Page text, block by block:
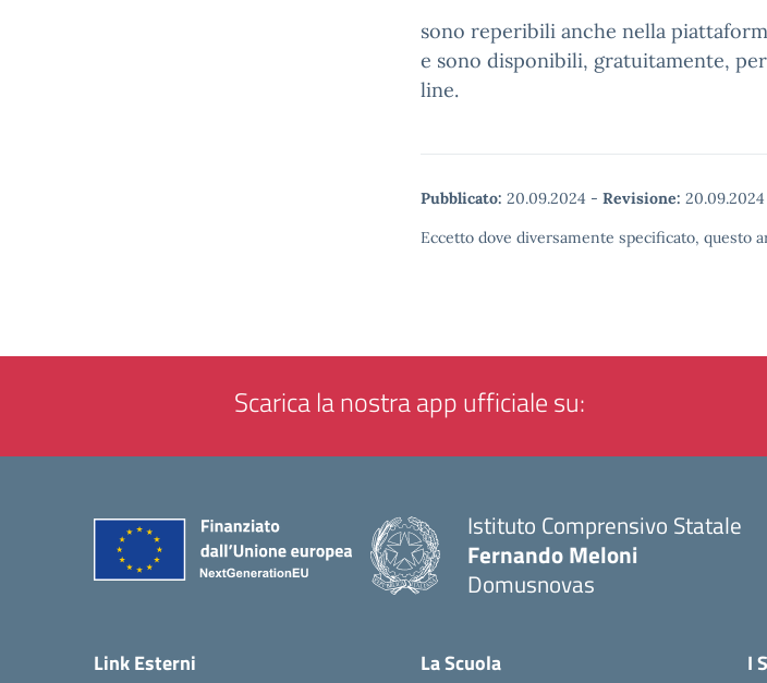
sono reperibili anche nella
e sono disponibili, gratuitamente,
line.
Pubblicato: 20.09.2024 - Revisione: 20.09.2024
Eccetto dove diversamente specificato, questo
Scarica la nostra app ufficiale su:
Istituto Comprensivo Statale
Fernando Meloni
Domusnovas
Link Esterni La Scuola I